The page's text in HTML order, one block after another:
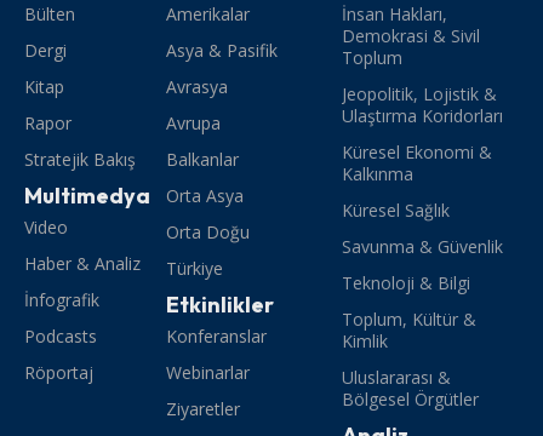
Bülten
Dergi
Kitap
Rapor
Stratejik Bakış
Multimedya
Video
Haber & Analiz
İnfografik
Podcasts
Röportaj
Amerikalar
Asya & Pasifik
Avrasya
Avrupa
Balkanlar
Orta Asya
Orta Doğu
Türkiye
Etkinlikler
Konferanslar
Webinarlar
Ziyaretler
İnsan Hakları,
Demokrasi & Sivil
Toplum
Jeopolitik, Lojistik &
Ulaştırma Koridorları
Küresel Ekonomi &
Kalkınma
Küresel Sağlık
Savunma & Güvenlik
Teknoloji & Bilgi
Toplum, Kültür &
Kimlik
Uluslararası &
Bölgesel Örgütler